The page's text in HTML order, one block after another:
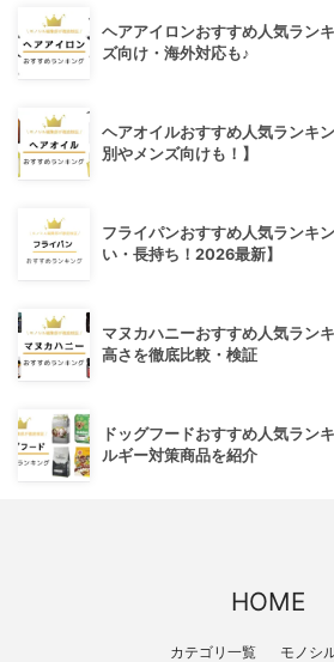
ヘアアイロンおすすめ人気ラン
ズ向け・海外対応も♪
ヘアオイルおすすめ人気ランキ
別やメンズ向けも！】
フライパンおすすめ人気ランキ
い・長持ち！2026最新】
マヌカハニーおすすめ人気ラン
高さを徹底比較・検証
ドッグフードおすすめ人気ラン
ルギー対策商品を紹介
HOME
カテゴリ一覧 モノシ